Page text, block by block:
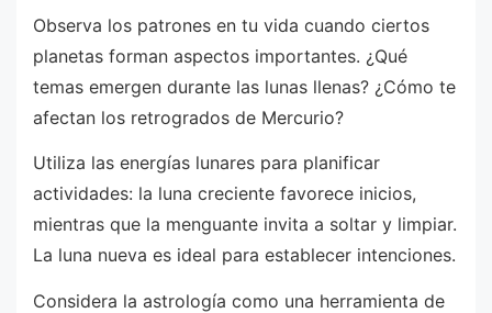
Observa los patrones en tu vida cuando ciertos
planetas forman aspectos importantes. ¿Qué
temas emergen durante las lunas llenas? ¿Cómo te
afectan los retrogrados de Mercurio?
Utiliza las energías lunares para planificar
actividades: la luna creciente favorece inicios,
mientras que la menguante invita a soltar y limpiar.
La luna nueva es ideal para establecer intenciones.
Considera la astrología como una herramienta de